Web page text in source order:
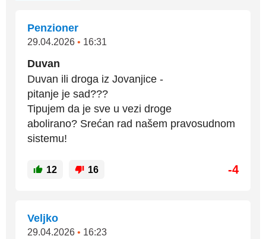
Penzioner
29.04.2026 • 16:31
Duvan
Duvan ili droga iz Jovanjice -
pitanje je sad???
Tipujem da je sve u vezi droge
abolirano? Srećan rad našem pravosudnom
sistemu!
12 16 -4
Veljko
29.04.2026 • 16:23